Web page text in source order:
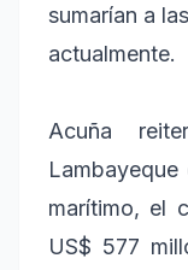
sumarían a
actualmente.
Acuña
marítimo, el
US$ 577